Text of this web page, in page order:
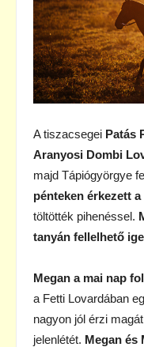
A tiszacsegei Patás
Aranyosi Dombi
majd Tápiógyörgye
pénteken érkezett
töltötték pihenéssel.
tanyán fellelhető
Megan a mai nap
a Fetti Lovardában
nagyon jól érzi
jelenlétét. Megan és